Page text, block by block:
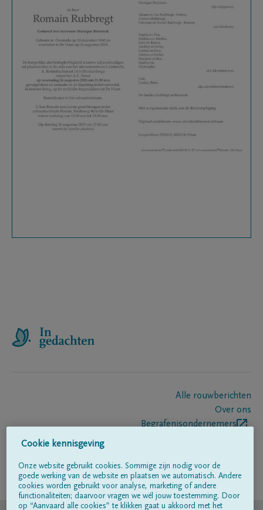
Alle rouwberichten
Over ons
Begrafenisondernemers
Volg ons op
Cookie kennisgeving
Onze website gebruikt cookies. Sommige zijn nodig voor de
goede werking van de website en plaatsen we automatisch. Andere
cookies worden gebruikt voor analyse, marketing of andere
functionaliteiten; daarvoor vragen we wél jouw toestemming. Door
op “Aanvaard alle cookies” te klikken gaat u akkoord met het